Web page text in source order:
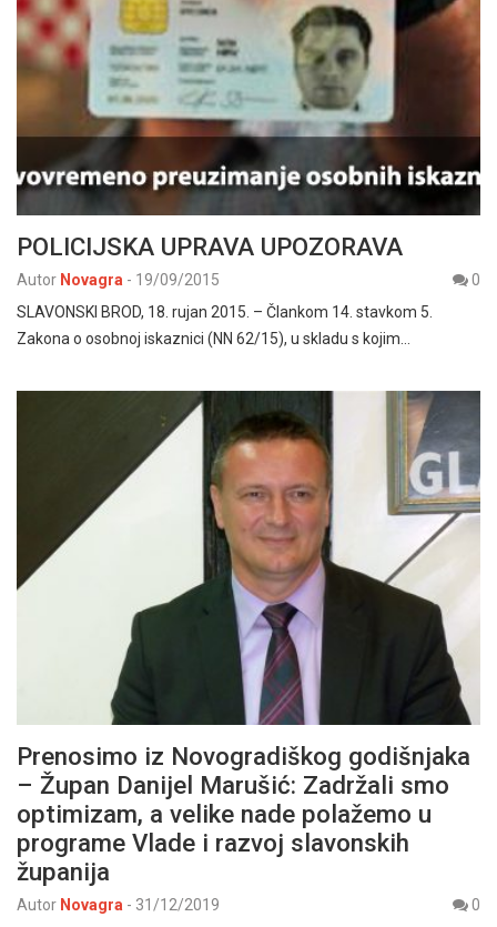
POLICIJSKA UPRAVA UPOZORAVA
Autor Novagra - 19/09/2015
0
SLAVONSKI BROD, 18. rujan 2015. – Člankom 14. stavkom 5.
Zakona o osobnoj iskaznici (NN 62/15), u skladu s kojim…
Prenosimo iz Novogradiškog godišnjaka
– Župan Danijel Marušić: Zadržali smo
optimizam, a velike nade polažemo u
programe Vlade i razvoj slavonskih
županija
Autor Novagra - 31/12/2019
0